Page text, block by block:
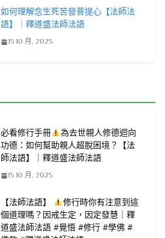
如何理解念生死苦發菩提心【法師法
語】｜釋道盛法師法語
15 10 月, 2025
必看修行手冊
為去世親人修德迴向
功德：如何幫助親人超脫困境？【法
師法語】｜釋道盛法師法語
15 10 月, 2025
【法師法語】
修行時你有注意到這
個道理嗎？因戒生定，因定發慧｜釋
道盛法師法語 #覺悟 #修行 #學佛 #